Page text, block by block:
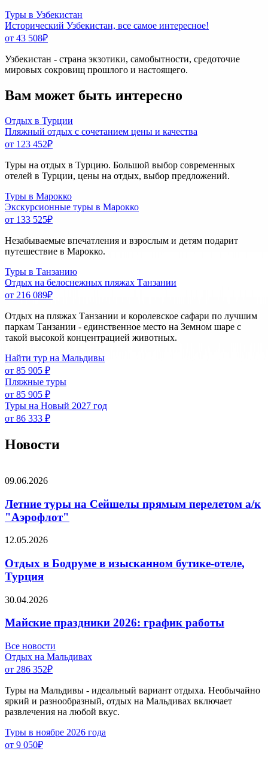
Туры в Узбекистан
Исторический Узбекистан, все самое интересное!
от 43 508₽
Узбекистан - страна экзотики, самобытности, средоточие
мировых сокровищ прошлого и настоящего.
Вам может быть интересно
Отдых в Турции
Пляжный отдых с сочетанием цены и качества
от 123 452₽
Туры на отдых в Турцию. Большой выбор современных
отелей в Турции, цены на отдых, выбор предложений.
Туры в Марокко
Экскурсионные туры в Марокко
от 133 525₽
Незабываемые впечатления и взрослым и детям подарит
путешествие в Марокко.
Туры в Танзанию
Отдых на белоснежных пляжах Танзании
от 216 089₽
Отдых на пляжах Танзании и королевское сафари по лучшим
паркам Танзании - единственное место на Земном шаре с
такой высокой концентрацией животных.
Найти тур на Мальдивы
от 85 905 ₽
Пляжные туры
от 85 905 ₽
Туры на Новый 2027 год
от 86 333 ₽
Новости
09.06.2026
Летние туры на Сейшелы прямым перелетом а/к
"Аэрофлот"
12.05.2026
Отдых в Бодруме в изысканном бутике-отеле,
Турция
30.04.2026
Майские праздники 2026: график работы
Все новости
Отдых на Мальдивах
от 286 352₽
Туры на Мальдивы - идеальный вариант отдыха. Необычайно
яркий и разнообразный, отдых на Мальдивах включает
развлечения на любой вкус.
Туры в ноябре 2026 года
от 9 050₽